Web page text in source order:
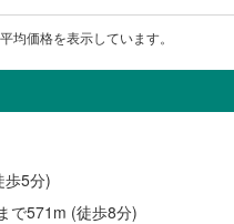
均価格を表示しています。
歩5分)
で571m (徒歩8分)